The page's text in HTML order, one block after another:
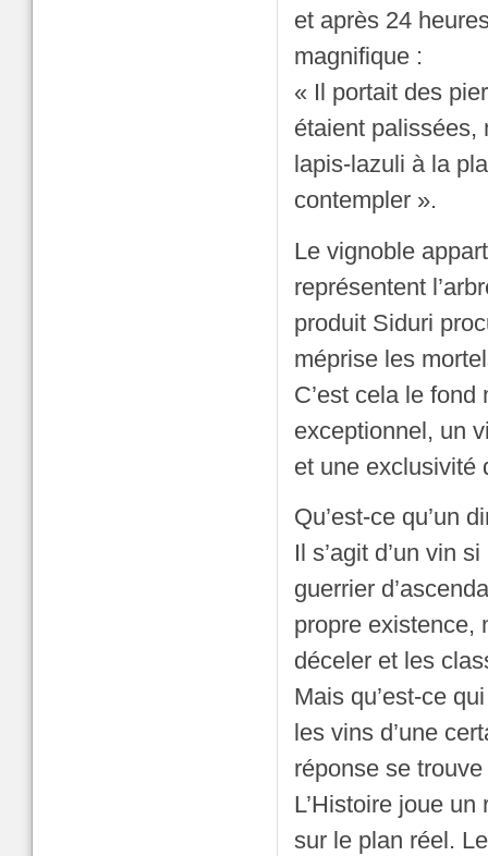
et après 24
magnifique :
« Il portait des
étaient palissées,
lapis-lazuli à la
contempler ».
Le vignoble
représentent
produit Siduri
méprise les
C’est cela le
exceptionnel, un
et une exclusivité
Qu’est-ce qu’un
Il s’agit d’un vin
guerrier
propre existence,
déceler et les
Mais qu’est-ce
les vins d’une
réponse se
L’Histoire joue
sur le plan réel.